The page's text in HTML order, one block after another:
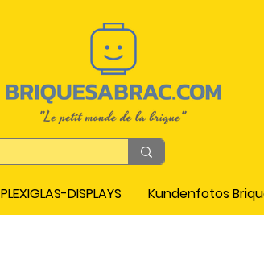
PLEXIGLAS-DISPLAYS Kundenfotos